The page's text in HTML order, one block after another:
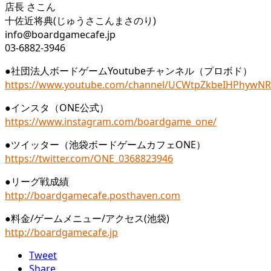
店長 さこん
十佐近将典(じゅうさこんまさのり)
info@boardgamecafe.jp
03-6882-3946
●社団法人ボードゲームYoutubeチャンネル（プロボド）
https://www.youtube.com/channel/
●インスタ（ONE公式）
https://www.instagram.com/boardgame_one/
●ツイッター（池袋ボードゲームカフェONE）
https://twitter.com/ONE_0368823946
●リーグ戦成績
http://boardgamecafe.posthaven.com
●料金/ゲームメニュー/アクセス(池袋)
http://boardgamecafe.jp
Tweet